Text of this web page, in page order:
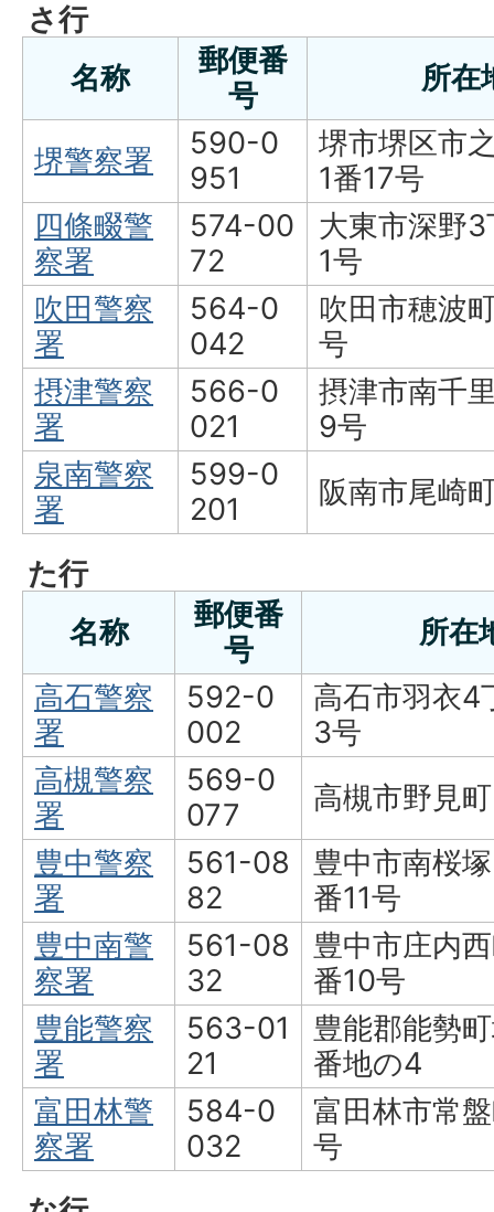
さ行
名称
郵便番
号
所在
堺警察署
590-0
951
堺市堺区市
1番17号
四條畷警
察署
574-00
72
大東市深野
1号
吹田警察
署
564-0
042
吹田市穂波
号
摂津警察
署
566-0
021
摂津市南千
9号
泉南警察
署
599-0
201
阪南市尾崎
た行
名称
郵便番
号
所在
高石警察
署
592-0
002
高石市羽衣4
3号
高槻警察
署
569-0
077
高槻市野見
豊中警察
署
561-08
82
豊中市南桜
番11号
豊中南警
察署
561-08
32
豊中市庄内
番10号
豊能警察
署
563-01
21
豊能郡能勢
番地の4
富田林警
察署
584-0
032
富田林市常
号